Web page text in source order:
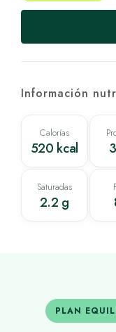
Información
Calorías
520 kcal
Saturadas
2.2 g
PLAN